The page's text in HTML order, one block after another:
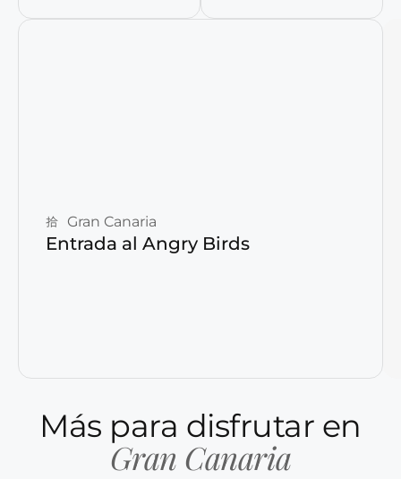
Gran Canaria
Entrada al Angry Birds
Más para disfrutar en
Gran Canaria